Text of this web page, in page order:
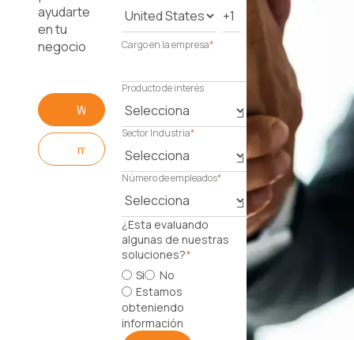
ayudarte
en tu
negocio
Cargo en la empresa*
Producto de interés
Sector Industria*
Número de empleados*
¿Esta evaluando
algunas de nuestras
soluciones?*
Si
No
Estamos
obteniendo
información